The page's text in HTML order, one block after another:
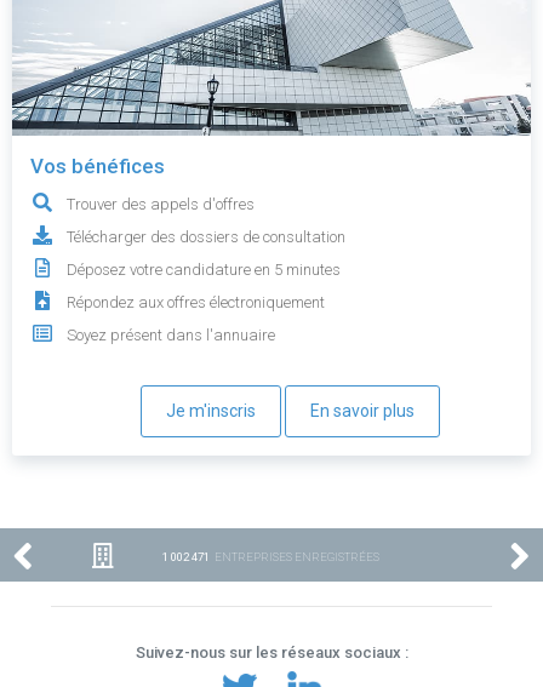
Vos bénéfices
Trouver des appels d'offres
Télécharger des dossiers de consultation
Déposez votre candidature en 5 minutes
Répondez aux offres électroniquement
Soyez présent dans l'annuaire
Je m'inscris En savoir plus
1 002 471 ENTREPRISES ENREGISTRÉES
Suivez-nous sur les réseaux sociaux :